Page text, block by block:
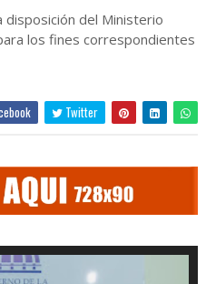
del Ministerio
los fines correspondientes
Twitter